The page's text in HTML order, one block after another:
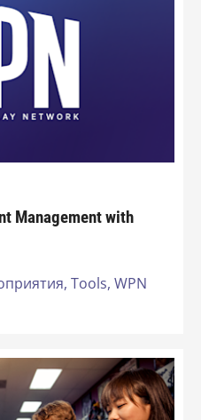
Management with
Tools, WPN